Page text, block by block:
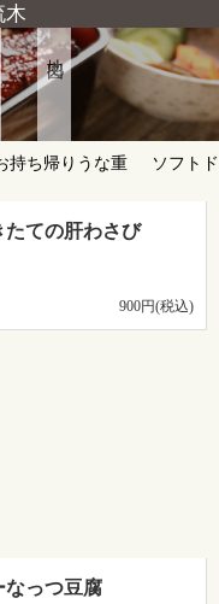
木
地図
持ち帰りうな重 ソフト
たての肝わさび
900円(税込)
なっつ豆腐